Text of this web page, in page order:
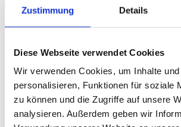
Zustimmung Details
Diese Webseite verwendet Cookies
Wir verwenden Cookies, um Inhalte
personalisieren, Funktionen für soziale
zu können und die Zugriffe auf unsere
analysieren. Außerdem geben wir
dorte
tstati
onen
gelte
n
Tank